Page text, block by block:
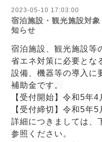
2023-05-10 17:03:00
宿泊施設・観光施設対
知らせ
宿泊施設、観光施設等
省エネ対策に必要とな
設備、機器等の導入に
補助金です。
【受付開始】令和5年
【受付締切】令和5年
詳細につきましては、
参照ください。